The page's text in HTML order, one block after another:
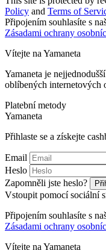
Policy and Terms of
Připojením souhlasíte s
Zásadami ochrany
Vítejte na Yamaneta
Yamaneta je
oblíbených internetových
Platební metody
Yamaneta
Přihlaste se a získejte
Email
Heslo
Zapomněli jste heslo?
Vstoupit pomocí sociální
Připojením souhlasíte s
Zásadami ochrany
Vítejte na Yamaneta